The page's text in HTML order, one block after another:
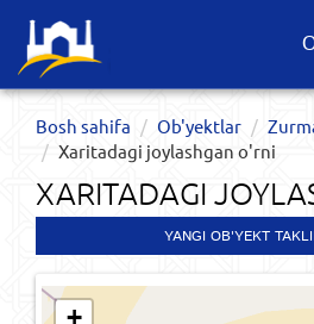
Bosh sahifa Ob'yektlar​
Xaritadagi joylashgan o'rni
XARITADAGI
YANGI OB'YEKT
+